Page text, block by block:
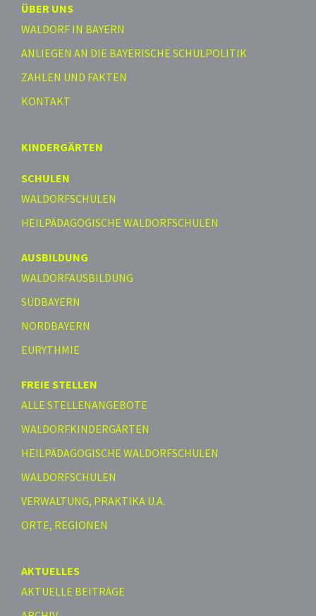
ÜBER UNS
WALDORF IN BAYERN
ANLIEGEN AN DIE BAYERISCHE SCHULPOLITIK
ZAHLEN UND FAKTEN
KONTAKT
KINDERGÄRTEN
SCHULEN
WALDORFSCHULEN
HEILPÄDAGOGISCHE WALDORFSCHULEN
AUSBILDUNG
WALDORFAUSBILDUNG
SÜDBAYERN
NORDBAYERN
EURYTHMIE
FREIE STELLEN
ALLE STELLENANGEBOTE
WALDORFKINDERGÄRTEN
HEILPÄDAGOGISCHE WALDORFSCHULEN
WALDORFSCHULEN
VERWALTUNG, PRAKTIKA U.A.
ORTE, REGIONEN
AKTUELLES
AKTUELLE BEITRÄGE